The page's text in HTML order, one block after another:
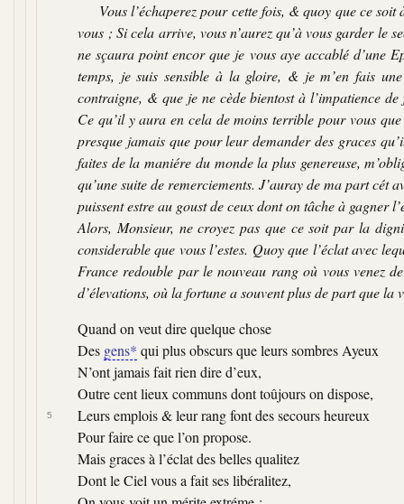
Vous l’échaperez pour cette fois, & quoy que ce
vous ; Si cela arrive, vous n’aurez qu’à vous garder le
ne sçaura point encor que je vous aye accablé d’une
temps, je suis sensible à la gloire, & je m’en fais
contraigne, & que je ne cède bientost à l’impatience
Ce qu’il y aura en cela de moins terrible pour vous
presque jamais que pour leur demander des graces
faites de la maniére du monde la plus genereuse,
qu’une suite de remerciements. J’auray de ma part cét
puissent estre au goust de ceux dont on tâche à gagner
Alors, Monsieur, ne croyez pas que ce soit par la
considerable que vous l’estes. Quoy que l’éclat avec
France redouble par le nouveau rang où vous venez
d’élevations, où la fortune a souvent plus de part que la
Quand on veut dire quelque chose
Des gens* qui plus obscurs que leurs sombres Ayeux
N’ont jamais fait rien dire d’eux,
Outre cent lieux communs dont toûjours on dispose,
5
Leurs emplois & leur rang font des secours heureux
Pour faire ce que l’on propose.
Mais graces à l’éclat des belles qualitez
Dont le Ciel vous a fait ses libéralitez,